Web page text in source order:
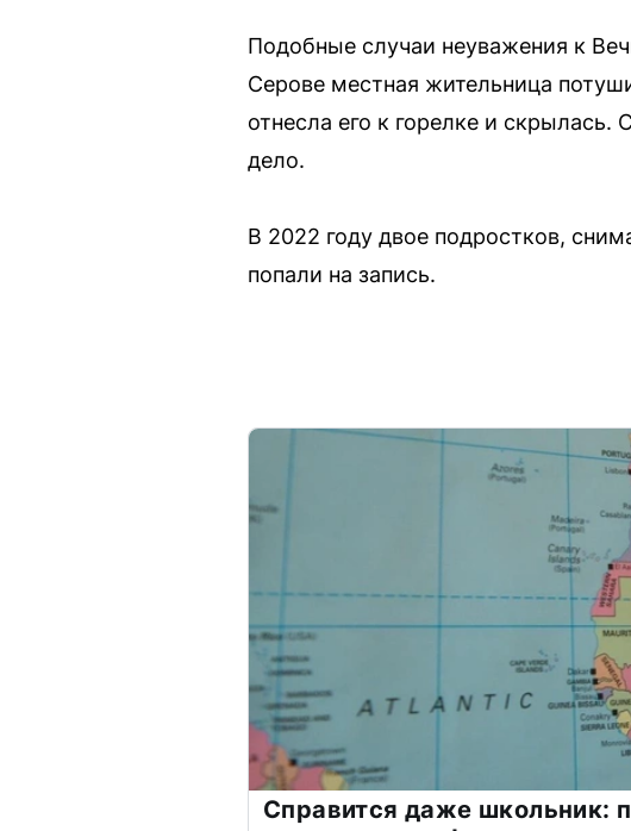
Подобные случаи неуважения к
Серове местная жительница
отнесла его к горелке и
дело.
В 2022 году двое подростков,
попали на запись.
Справится даже школьник: